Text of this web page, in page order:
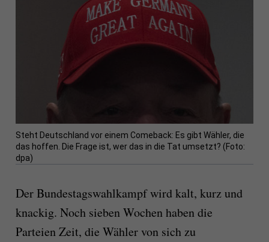
Steht Deutschland vor einem Comeback: Es gibt Wähler, die
das hoffen. Die Frage ist, wer das in die Tat umsetzt? (Foto:
dpa)
Der Bundestagswahlkampf wird kalt, kurz und
knackig. Noch sieben Wochen haben die
Parteien Zeit, die Wähler von sich zu